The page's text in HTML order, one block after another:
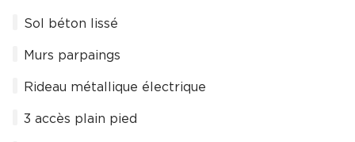
Sol béton lissé
Murs parpaings
Rideau métallique électrique
3 accès plain pied